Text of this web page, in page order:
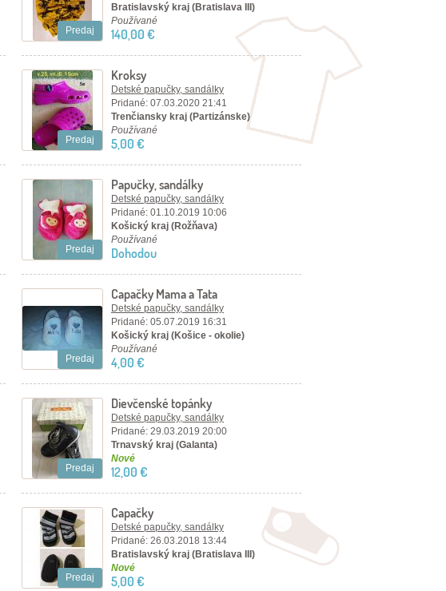
Predaj
Bratislavský kraj (Bratislava III)
Používané
140,00 €
Predaj
Kroksy
Detské papučky, sandálky
Pridané: 07.03.2020 21:41
Trenčiansky kraj (Partizánske)
Používané
5,00 €
Predaj
Papučky, sandálky
Detské papučky, sandálky
Pridané: 01.10.2019 10:06
Košický kraj (Rožňava)
Používané
Dohodou
Predaj
Capačky Mama a Tata
Detské papučky, sandálky
Pridané: 05.07.2019 16:31
Košický kraj (Košice - okolie)
Používané
4,00 €
Predaj
Dievčenské topánky
Detské papučky, sandálky
Pridané: 29.03.2019 20:00
Trnavský kraj (Galanta)
Nové
12,00 €
Predaj
Capačky
Detské papučky, sandálky
Pridané: 26.03.2018 13:44
Bratislavský kraj (Bratislava III)
Nové
5,00 €